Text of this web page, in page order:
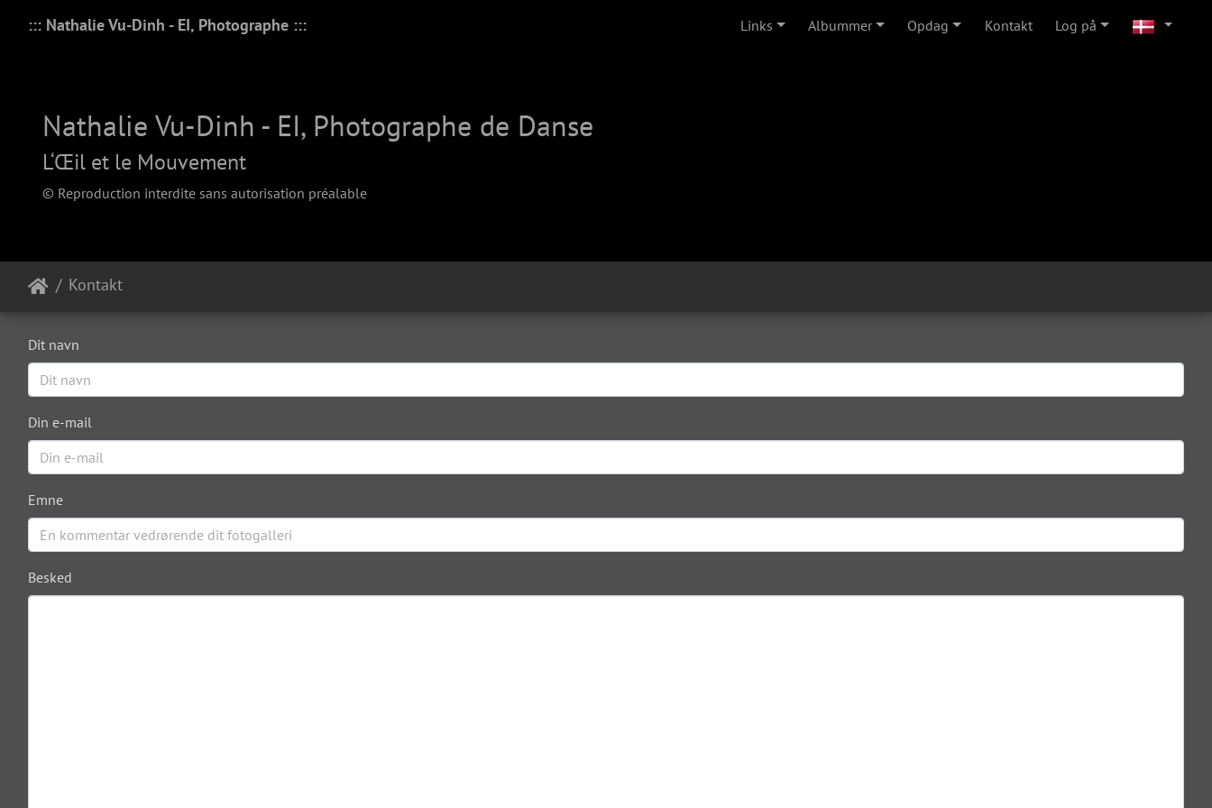
::: Nathalie Vu-Dinh - EI, Photographe ::: Links Albummer Opdag Kontakt Log på
Nathalie Vu-Dinh - EI, Photographe de Danse
L‘Œil et le Mouvement
© Reproduction interdite sans autorisation préalable
Kontakt
Dit navn
Din e-mail
Emne
Besked